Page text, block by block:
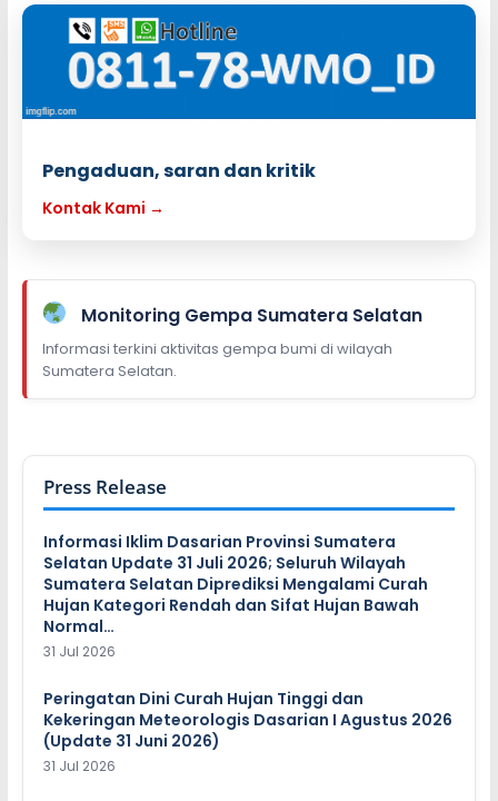
Pengaduan, saran dan kritik
Kontak Kami →
Monitoring Gempa Sumatera Selatan
Informasi terkini aktivitas gempa bumi di wilayah
Sumatera Selatan.
Press Release
Informasi Iklim Dasarian Provinsi Sumatera
Selatan Update 31 Juli 2026; Seluruh Wilayah
Sumatera Selatan Diprediksi Mengalami Curah
Hujan Kategori Rendah dan Sifat Hujan Bawah
Normal…
31 Jul 2026
Peringatan Dini Curah Hujan Tinggi dan
Kekeringan Meteorologis Dasarian I Agustus 2026
(Update 31 Juni 2026)
31 Jul 2026